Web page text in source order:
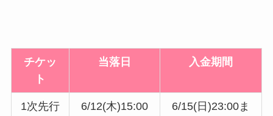
チケッ
ト
当落日 入金期間
1次先行
6/12(木)15:00
6/15(日)23:00ま